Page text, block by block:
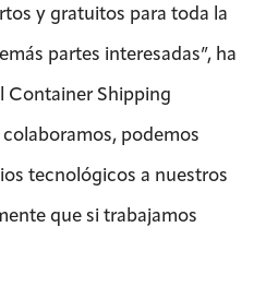
y gratuitos para toda la
partes interesadas”, ha
Container Shipping
podemos
tecnológicos a nuestros
que si trabajamos